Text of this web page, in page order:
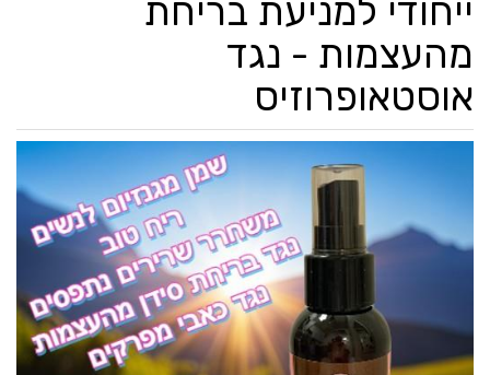
ייחודי למניעת בריחת
מהעצמות - נגד
אוסטאופרוזיס